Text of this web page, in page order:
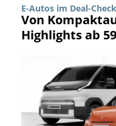
E-Autos im Deal-Check
Von
Highlights ab